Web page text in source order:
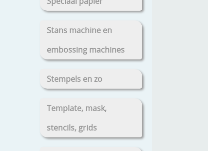
Stans machine en
embossing machines
Stempels en zo
Template, mask,
stencils, grids